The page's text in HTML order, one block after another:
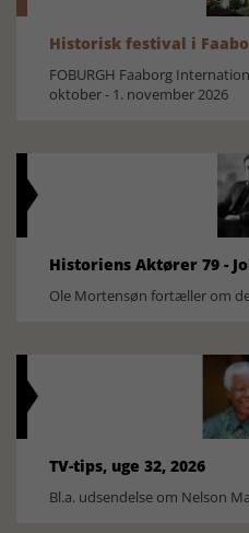
Historisk festival i
FOBURGH Faaborg
oktober - 1. november 2026
Historiens Aktører 79 -
Ole Mortensøn fortæller om
TV-tips, uge 32, 2026
Bl.a. udsendelse om Nelson